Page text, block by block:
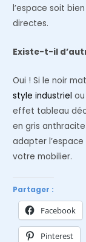
l’espace soit
directes.
Existe-t-il
Oui ! Si le noir
style industriel
effet tableau
en gris
adapter
votre mobilier.
Partager :
Facebook
Pinterest